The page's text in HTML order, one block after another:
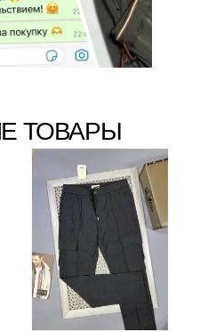
ТОВАРЫ